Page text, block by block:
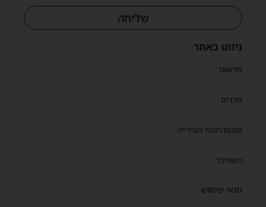
ניווט באתר
חדשות
חרדים
ממסדרונות העירייה
השטיבל
תנאי שימוש
שליחה